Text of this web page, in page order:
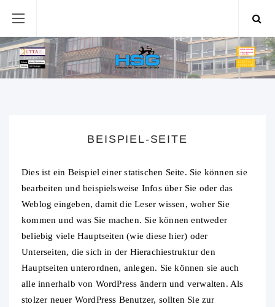
BEISPIEL-SEITE
Dies ist ein Beispiel einer statischen Seite. Sie können sie
bearbeiten und beispielsweise Infos über Sie oder das
Weblog eingeben, damit die Leser wissen, woher Sie
kommen und was Sie machen. Sie können entweder
beliebig viele Hauptseiten (wie diese hier) oder
Unterseiten, die sich in der Hierachiestruktur den
Hauptseiten unterordnen, anlegen. Sie können sie auch
alle innerhalb von WordPress ändern und verwalten. Als
stolzer neuer WordPress Benutzer, sollten Sie zur